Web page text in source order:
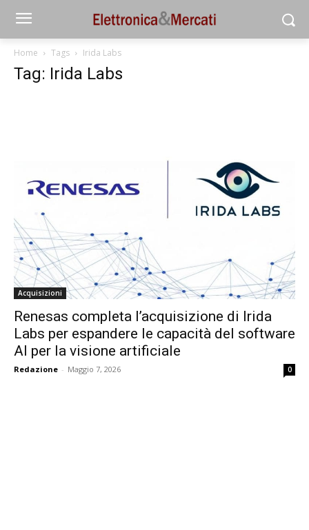
Home Tags Irida Labs
Tag: Irida Labs
Acquisizioni
Renesas completa l’acquisizione di Irida
Labs per espandere le capacità del software
AI per la visione artificiale
Redazione - Maggio 7, 2026 0